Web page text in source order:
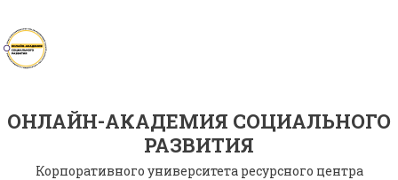
to
content
ОНЛАЙН-АКАДЕМИЯ СОЦИАЛЬНОГО
РАЗВИТИЯ
Корпоративного университета ресурсного центра